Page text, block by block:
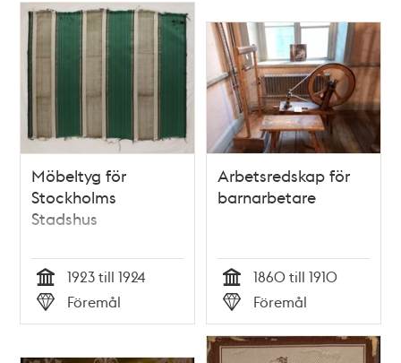
Möbeltyg för
Stockholms
Stadshus
Tid
1923 till 1924
Typ
Föremål
Arbetsredskap för
barnarbetare
Tid
1860 till 1910
Typ
Föremål